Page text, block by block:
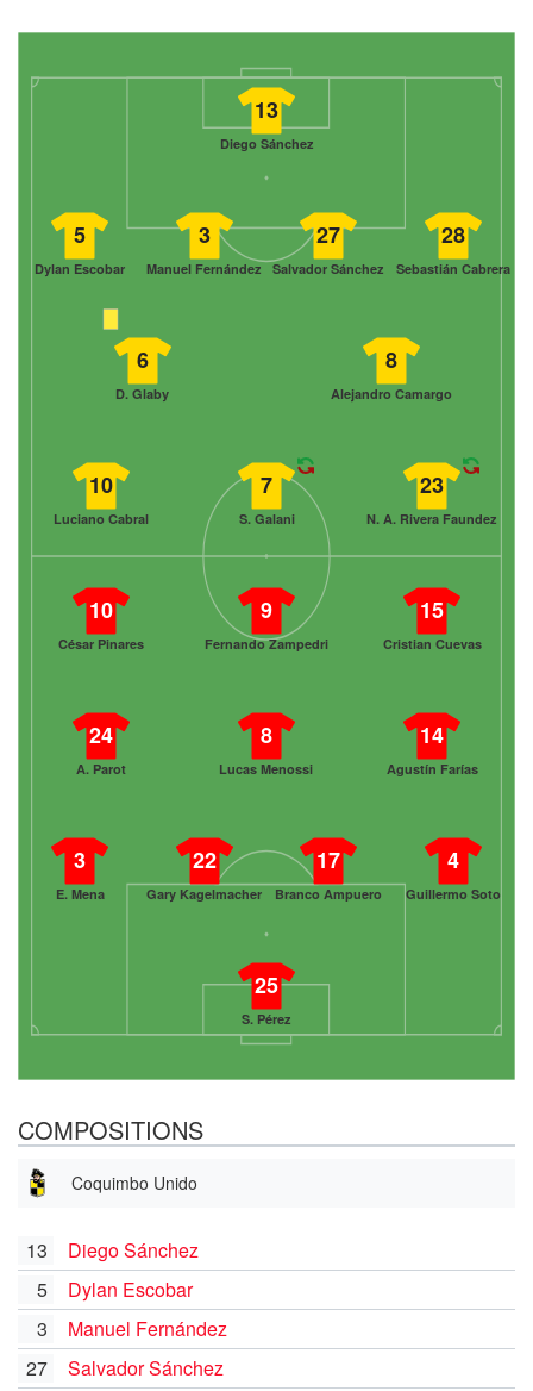
13
Diego Sánchez
28
Sebastián Cabrera
27
Salvador Sánchez
3
Manuel Fernández
5
Dylan Escobar
8
Alejandro Camargo
6
D. Glaby
23
N. A. Rivera Faundez
7
S. Galani
10
Luciano Cabral
25
S. Pérez
3
E. Mena
22
Gary Kagelmacher
17
Branco Ampuero
4
Guillermo Soto
24
A. Parot
8
Lucas Menossi
14
Agustín Farías
10
César Pinares
9
Fernando Zampedri
15
Cristian Cuevas
COMPOSITIONS
Coquimbo Unido
13
Diego Sánchez
5
Dylan Escobar
3
Manuel Fernández
27
Salvador Sánchez